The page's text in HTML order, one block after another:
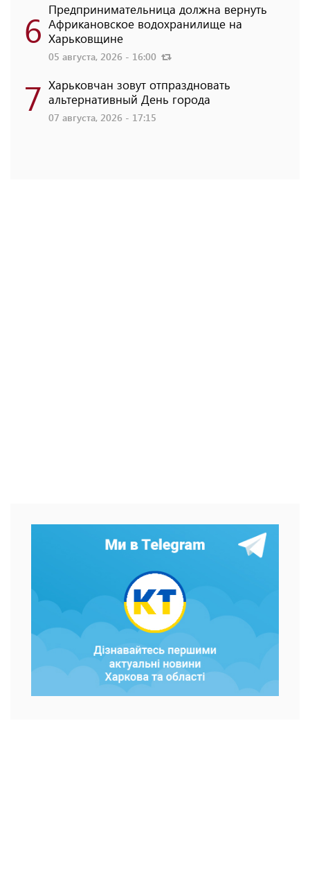
6 Предпринимательница должна вернуть
Африкановское водохранилище на
Харьковщине
05 августа, 2026 - 16:00
7 Харьковчан зовут отпраздновать
альтернативный День города
07 августа, 2026 - 17:15